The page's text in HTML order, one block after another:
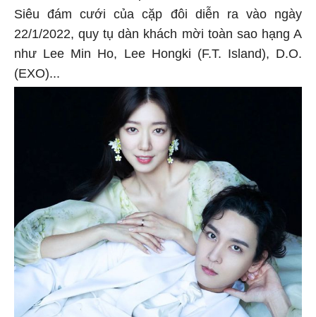
Siêu đám cưới của cặp đôi diễn ra vào ngày
22/1/2022, quy tụ dàn khách mời toàn sao hạng A
như Lee Min Ho, Lee Hongki (F.T. Island), D.O.
(EXO)...